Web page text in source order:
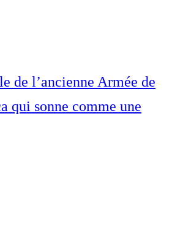
de l’ancienne Armée de
qui sonne comme une